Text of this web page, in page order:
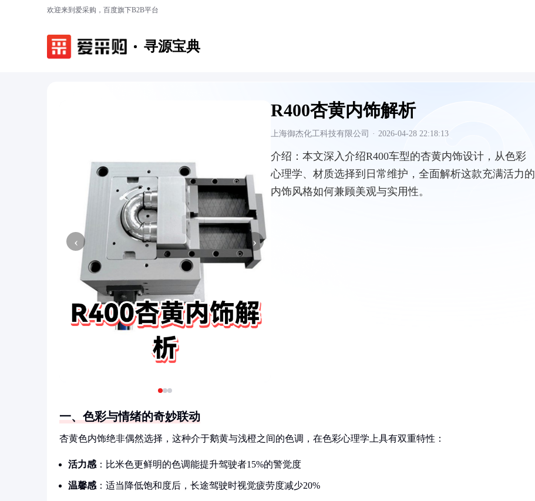
欢迎来到爱采购，百度旗下B2B平台
寻源宝典
‹ ›
R400杏黄内饰解析
上海御杰化工科技有限公司 · 2026-04-28 22:18:13
介绍： 本文深入介绍R400车型的杏黄内饰设计，从色彩
心理学、材质选择到日常维护，全面解析这款充满活力的
内饰风格如何兼顾美观与实用性。
一、色彩与情绪的奇妙联动
杏黄色内饰绝非偶然选择，这种介于鹅黄与浅橙之间的色调，在色彩心理学上具有双重特性：
活力感 ：比米色更鲜明的色调能提升驾驶者15%的警觉度
温馨感 ：适当降低饱和度后，长途驾驶时视觉疲劳度减少20%